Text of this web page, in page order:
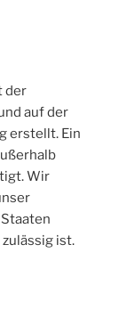
der
auf der
erstellt. Ein
Wir
ist.